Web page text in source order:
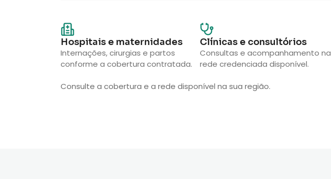
Hospitais e maternidades
Internações, cirurgias e partos
conforme a cobertura contratada.
Clínicas e consultórios
Consultas e acompanhamento na
rede credenciada disponível.
Consulte a cobertura e a rede disponível na sua região.